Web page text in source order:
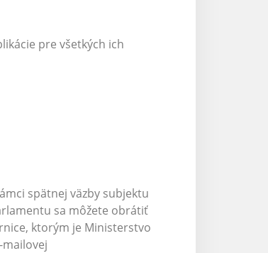
pre všetkých ich
spätnej väzby subjektu
sa môžete obrátiť
ktorým je Ministerstvo